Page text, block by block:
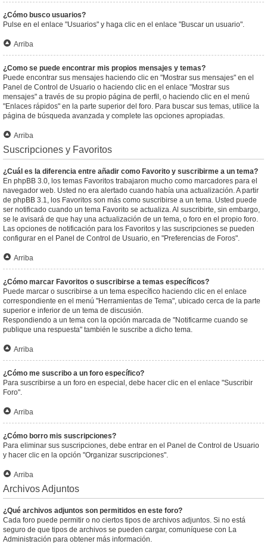
¿Cómo busco usuarios?
Pulse en el enlace "Usuarios" y haga clic en el enlace "Buscar un usuario".
Arriba
¿Como se puede encontrar mis propios mensajes y temas?
Puede encontrar sus mensajes haciendo clic en "Mostrar sus mensajes" en el
Panel de Control de Usuario o haciendo clic en el enlace "Mostrar sus
mensajes" a través de su propio página de perfil, o haciendo clic en el menú
"Enlaces rápidos" en la parte superior del foro. Para buscar sus temas, utilice la
página de búsqueda avanzada y complete las opciones apropiadas.
Arriba
Suscripciones y Favoritos
¿Cuál es la diferencia entre añadir como Favorito y suscribirme a un tema?
En phpBB 3.0, los temas Favoritos trabajaron mucho como marcadores para el
navegador web. Usted no era alertado cuando había una actualización. A partir
de phpBB 3.1, los Favoritos son más como suscribirse a un tema. Usted puede
ser notificado cuando un tema Favorito se actualiza. Al suscribirte, sin embargo,
se le avisará de que hay una actualización de un tema, o foro en el propio foro.
Las opciones de notificación para los Favoritos y las suscripciones se pueden
configurar en el Panel de Control de Usuario, en "Preferencias de Foros".
Arriba
¿Cómo marcar Favoritos o suscribirse a temas específicos?
Puede marcar o suscribirse a un tema específico haciendo clic en el enlace
correspondiente en el menú "Herramientas de Tema", ubicado cerca de la parte
superior e inferior de un tema de discusión.
Respondiendo a un tema con la opción marcada de "Notificarme cuando se
publique una respuesta" también le suscribe a dicho tema.
Arriba
¿Cómo me suscribo a un foro específico?
Para suscribirse a un foro en especial, debe hacer clic en el enlace "Suscribir
Foro".
Arriba
¿Cómo borro mis suscripciones?
Para eliminar sus suscripciones, debe entrar en el Panel de Control de Usuario
y hacer clic en la opción "Organizar suscripciones".
Arriba
Archivos Adjuntos
¿Qué archivos adjuntos son permitidos en este foro?
Cada foro puede permitir o no ciertos tipos de archivos adjuntos. Si no está
seguro de que tipos de archivos se pueden cargar, comuníquese con La
Administración para obtener más información.